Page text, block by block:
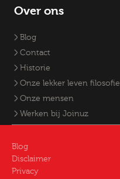
Over ons
Blog
Contact
Historie
Onze lekker leven filosofie
Onze mensen
Werken bij Joinuz
Blog
Disclaimer
Privacy